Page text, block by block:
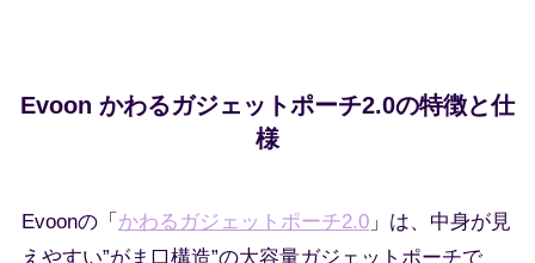
Evoon かわるガジェットポーチ2.0の特徴と仕
様
Evoonの「 かわるガジェットポーチ2.0」は、中身が見
えやすい”がま口構造”の大容量ガジェットポーチで